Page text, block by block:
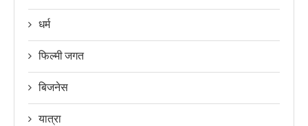
धर्म
फिल्मी जगत
बिजनेस
यात्रा